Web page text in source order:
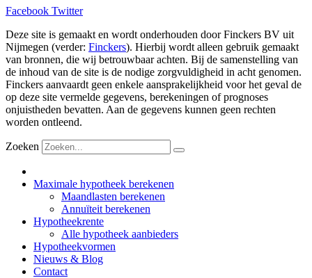
Facebook Twitter
Deze site is gemaakt en wordt onderhouden door Finckers BV uit
Nijmegen (verder: Finckers). Hierbij wordt alleen gebruik gemaakt
van bronnen, die wij betrouwbaar achten. Bij de samenstelling van
de inhoud van de site is de nodige zorgvuldigheid in acht genomen.
Finckers aanvaardt geen enkele aansprakelijkheid voor het geval de
op deze site vermelde gegevens, berekeningen of prognoses
onjuistheden bevatten. Aan de gegevens kunnen geen rechten
worden ontleend.
Zoeken
Maximale hypotheek berekenen
Maandlasten berekenen
Annuïteit berekenen
Hypotheekrente
Alle hypotheek aanbieders
Hypotheekvormen
Nieuws & Blog
Contact